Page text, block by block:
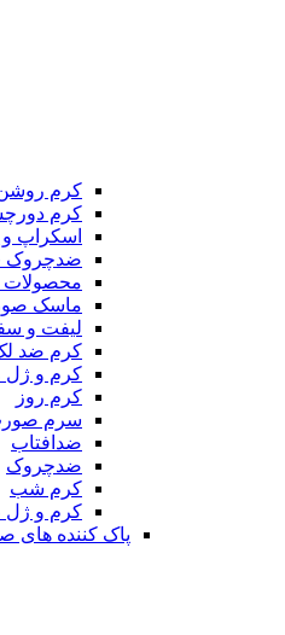
کرم روشن
کرم
اسکراپ و
ضدچروک
محصولات
ماسک
لیفت و
کرم ضد
کرم و ژل
کرم روز
سرم
ضدافتاب
ضدچروک
کرم شب
کرم و
پاک کننده های